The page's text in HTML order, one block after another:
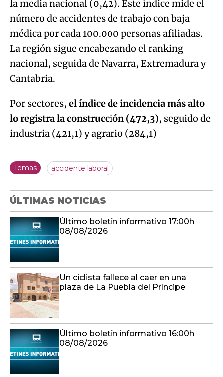
la media nacional (0,42). Este índice mide el
número de accidentes de trabajo con baja
médica por cada 100.000 personas afiliadas.
La región sigue encabezando el ranking
nacional, seguida de Navarra, Extremadura y
Cantabria.
Por sectores, el índice de incidencia más alto
lo registra la construcción (472,3), seguido de
industria (421,1) y agrario (284,1)
Temas accidente laboral
ÚLTIMAS NOTICIAS
Último boletín informativo 17:00h
08/08/2026
Un ciclista fallece al caer en una
plaza de La Puebla del Príncipe
Último boletín informativo 16:00h
08/08/2026